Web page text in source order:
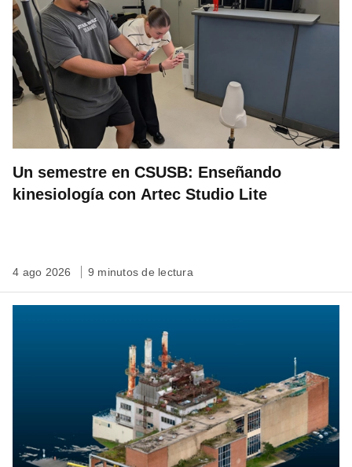
Un semestre en CSUSB: Enseñando
kinesiología con Artec Studio Lite
4 ago 2026 9 minutos de lectura